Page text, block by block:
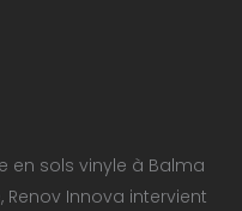
en sols vinyle à Balma
Innova intervient